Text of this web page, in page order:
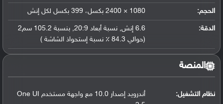
الحجم: 1080 × 2400 بكسل، 399 بكسل لكل إنش
الدقة:
6.6 إنش, نسبة أبعاد 20:9, بنسبة 105.2 سم2
(حوالي 84.3 ٪ نسبة إستحواذ الشاشة )
المنصة
نظام التشغيل:
أندرويد إصدار 10.0 مع واجهة مستخدم One UI